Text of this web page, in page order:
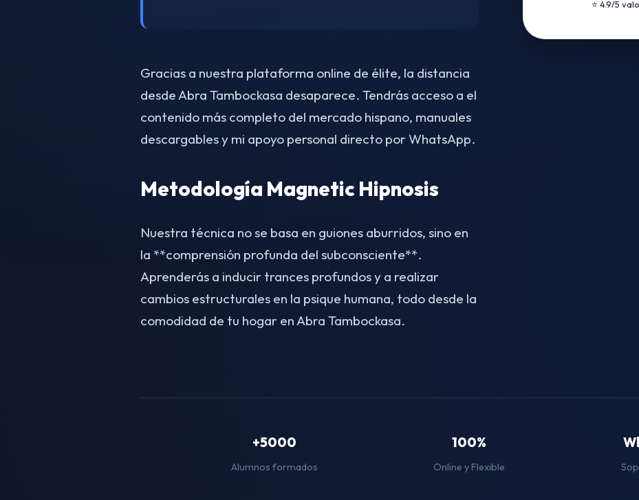
Gracias a nuestra plataforma online de élite, la distancia
desde Abra Tambockasa desaparece. Tendrás acceso a el
contenido más completo del mercado hispano, manuales
descargables y mi apoyo personal directo por WhatsApp.
Metodología Magnetic Hipnosis
Nuestra técnica no se basa en guiones aburridos, sino en
la **comprensión profunda del subconsciente**.
Aprenderás a inducir trances profundos y a realizar
cambios estructurales en la psique humana, todo desde la
comodidad de tu hogar en Abra Tambockasa.
⭐ 4.9/5
+5000
Alumnos formados
100%
Online y Flexible